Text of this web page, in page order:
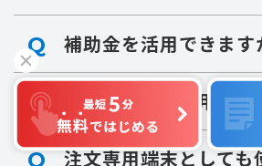
Q 補助金を活用できます
Q 導入にかかる費用は？
Q 注文専用端末としても